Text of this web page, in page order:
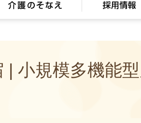
小規模多機能